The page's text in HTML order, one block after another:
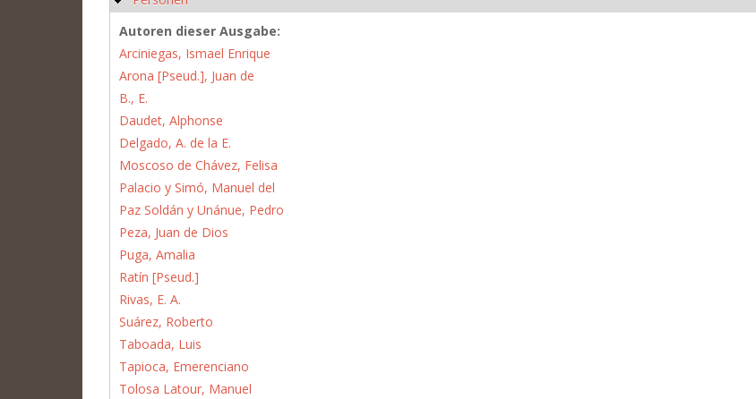
Autoren dieser Ausgabe:
Arciniegas, Ismael Enrique
Arona [Pseud.], Juan de
B., E.
Daudet, Alphonse
Delgado, A. de la E.
Moscoso de Chávez, Felisa
Palacio y Simó, Manuel del
Paz Soldán y Unánue, Pedro
Peza, Juan de Dios
Puga, Amalia
Ratín [Pseud.]
Rivas, E. A.
Suárez, Roberto
Taboada, Luis
Tapioca, Emerenciano
Tolosa Latour, Manuel